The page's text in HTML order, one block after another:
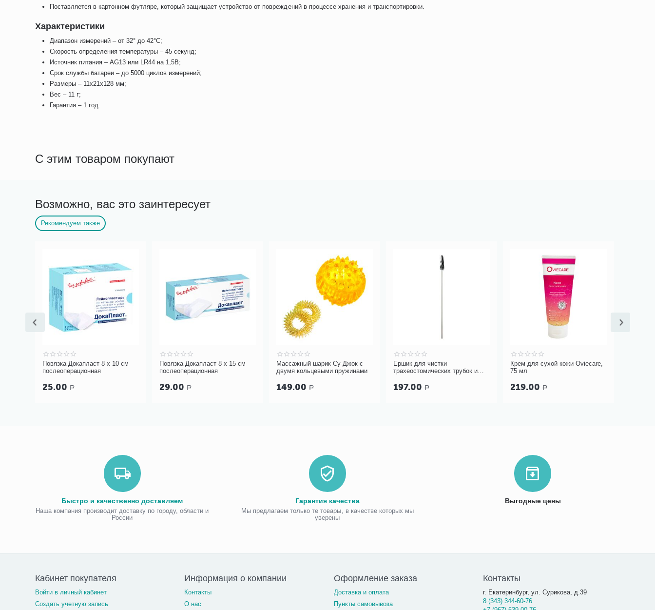
Поставляется в картонном футляре, который защищает устройство от повреждений в процессе хранения и транспортировки.
Характеристики
Диапазон измерений – от 32° до 42°С;
Скорость определения температуры – 45 секунд;
Источник питания – AG13 или LR44 на 1,5В;
Срок службы батареи – до 5000 циклов измерений;
Размеры – 11х21х128 мм;
Вес – 11 г;
Гарантия – 1 год.
С этим товаром покупают
Возможно, вас это заинтересует
Рекомендуем также
Повязка Докапласт 8 х 10 см
послеоперационная
25.00 Р
Повязка Докапласт 8 х 15 см
послеоперационная
29.00 Р
Массажный шарик Су-Джок с
двумя кольцевыми пружинами
149.00 Р
Ершик для чистки
трахеостомических трубок и
197.00 Р
Крем для сухой кожи Oviecare,
75 мл
219.00 Р
Быстро и качественно доставляем
Наша компания производит доставку по городу, области и
России
Гарантия качества
Мы предлагаем только те товары, в качестве которых мы
уверены
Выгодные цены
Кабинет покупателя
Войти в личный кабинет
Создать учетную запись
Информация о компании
Контакты
О нас
Оформление заказа
Доставка и оплата
Пункты самовывоза
Контакты
г. Екатеринбург, ул. Сурикова, д.39
8 (343) 344-60-76